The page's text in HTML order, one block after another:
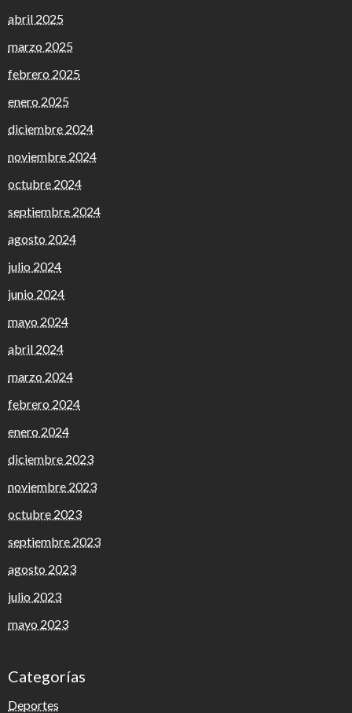
abril 2025
marzo 2025
febrero 2025
enero 2025
diciembre 2024
noviembre 2024
octubre 2024
septiembre 2024
agosto 2024
julio 2024
junio 2024
mayo 2024
abril 2024
marzo 2024
febrero 2024
enero 2024
diciembre 2023
noviembre 2023
octubre 2023
septiembre 2023
agosto 2023
julio 2023
mayo 2023
Categorías
Deportes